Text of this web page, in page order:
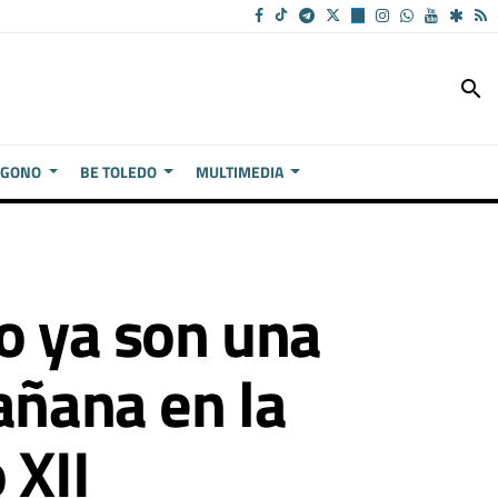
search
BE TOLEDO MULTIMEDIA
ya son una
en la